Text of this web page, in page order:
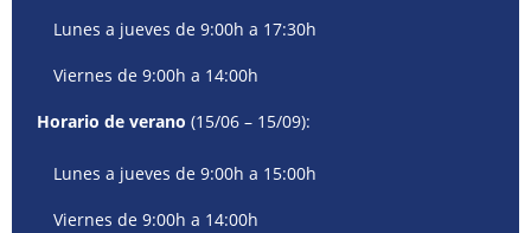
Lunes a jueves de 9:00h a 17:30h
Viernes de 9:00h a 14:00h
Horario de verano (15/06 – 15/09):
Lunes a jueves de 9:00h a 15:00h
Viernes de 9:00h a 14:00h